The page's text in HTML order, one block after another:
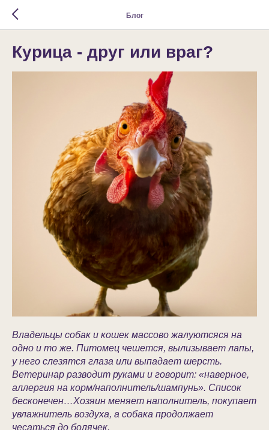
Блог
Курица - друг или враг?
Владельцы собак и кошек массово жалуютсяся на
одно и то же. Питомец чешется, вылизывает лапы,
у него слезятся глаза или выпадает шерсть.
Ветеринар разводит руками и говорит: «наверное,
аллергия на корм/наполнитель/шампунь». Список
бесконечен…Хозяин меняет наполнитель, покупает
увлажнитель воздуха, а собака продолжает
чесаться до болячек.